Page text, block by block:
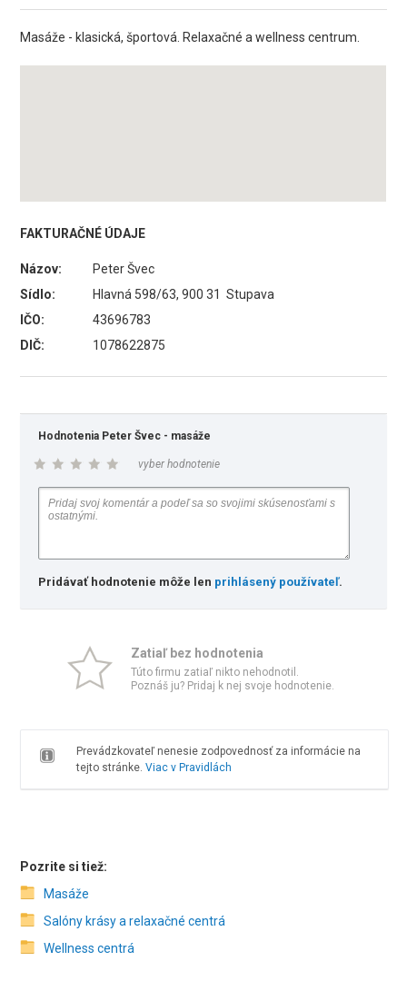
Masáže - klasická, športová. Relaxačné a wellness centrum.
FAKTURAČNÉ ÚDAJE
Názov:
Peter Švec
Sídlo:
Hlavná 598/63, 900 31 Stupava
IČO:
43696783
DIČ:
1078622875
Hodnotenia Peter Švec - masáže
vyber hodnotenie
Pridávať hodnotenie môže len prihlásený používateľ.
Zatiaľ bez hodnotenia
Túto firmu zatiaľ nikto nehodnotil.
Poznáš ju? Pridaj k nej svoje hodnotenie.
Prevádzkovateľ nenesie zodpovednosť za informácie na
tejto stránke. Viac v Pravidlách
Pozrite si tiež:
Masáže
Salóny krásy a relaxačné centrá
Wellness centrá